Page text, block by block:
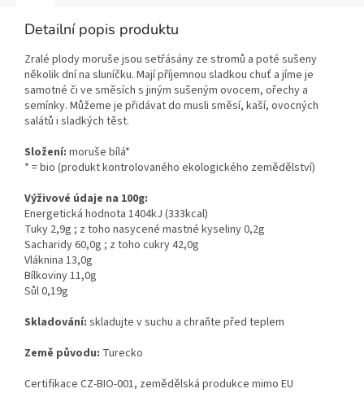
Detailní popis produktu
Zralé plody moruše jsou setřásány ze stromů a poté sušeny
několik dní na sluníčku. Mají příjemnou sladkou chuť a jíme je
samotné či ve směsích s jiným sušeným ovocem, ořechy a
semínky. Můžeme je přidávat do musli směsí, kaší, ovocných
salátů i sladkých těst.
Složení: moruše bílá*
* = bio (produkt kontrolovaného ekologického zemědělství)
Výživové údaje na 100g:
Energetická hodnota 1404kJ (333kcal)
Tuky 2,9g ; z toho nasycené mastné kyseliny 0,2g
Sacharidy 60,0g ; z toho cukry 42,0g
Vláknina 13,0g
Bílkoviny 11,0g
Sůl 0,19g
Skladování: skladujte v suchu a chraňte před teplem
Země původu: Turecko
Certifikace CZ-BIO-001, zemědělská produkce mimo EU